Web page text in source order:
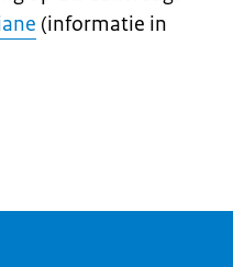
(informatie in